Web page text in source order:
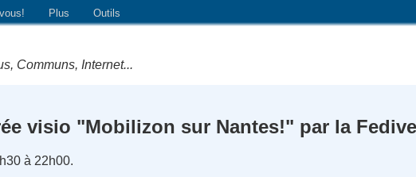
Plus Outils
Communs, Internet...
visio "Mobilizon sur Nantes!" par la
à 22h00.